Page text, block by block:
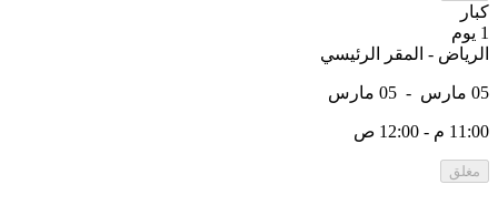
كبار
1 يوم
الرياض - المقر الرئيسي
05 مارس - 05 مارس
11:00 م - 12:00 ص
مغلق